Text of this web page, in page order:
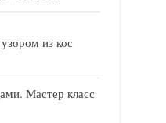
из кос
Мастер класс